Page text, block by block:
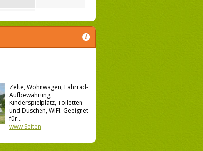
Zelte, Wohnwagen, Fahrrad-
Aufbewahrung,
Kinderspielplatz, Toiletten
und Duschen, WIFI. Geeignet
für...
www Seiten